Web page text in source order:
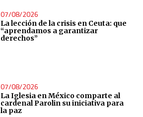
07/08/2026
La lección de la crisis en Ceuta: que
“aprendamos a garantizar
derechos”
07/08/2026
La Iglesia en México comparte al
cardenal Parolin su iniciativa para
la paz